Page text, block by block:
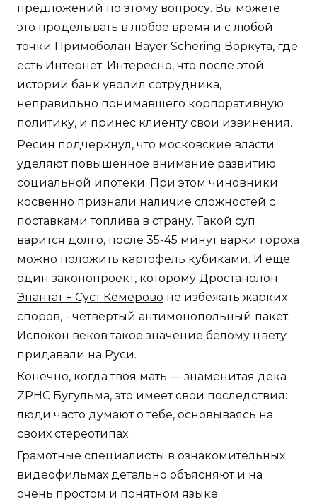
предложений по этому вопросу. Вы можете
это проделывать в любое время и с любой
точки Примоболан Bayer Schering Воркута, где
есть Интернет. Интересно, что после этой
истории банк уволил сотрудника,
неправильно понимавшего корпоративную
политику, и принес клиенту свои извинения.
Ресин подчеркнул, что московские власти
уделяют повышенное внимание развитию
социальной ипотеки. При этом чиновники
косвенно признали наличие сложностей с
поставками топлива в страну. Такой суп
варится долго, после 35-45 минут варки гороха
можно положить картофель кубиками. И еще
один законопроект, которому Дростанолон
Энантат + Суст Кемерово не избежать жарких
споров, - четвертый антимонопольный пакет.
Испокон веков такое значение белому цвету
придавали на Руси.
Конечно, когда твоя мать — знаменитая дека
ZPHC Бугульма, это имеет свои последствия:
люди часто думают о тебе, основываясь на
своих стереотипах.
Грамотные специалисты в ознакомительных
видеофильмах детально объясняют и на
очень простом и понятном языке